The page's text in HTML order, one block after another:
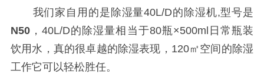
我们家自用的是除湿量40L/D的 除湿机,型号是
N50，40L/D的除湿量相当于80瓶×500ml日常瓶装
饮用水，真的很卓越的除湿表现，120㎡空间的除湿
工作它可以轻松胜任。